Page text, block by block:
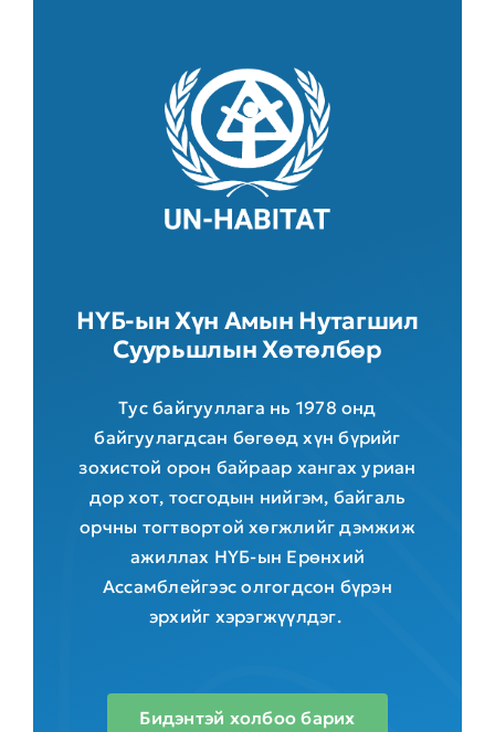
НҮБ-ын Хүн Амын Нутагшил
Суурьшлын Хөтөлбөр
Тус байгууллага нь 1978 онд
байгуулагдсан бөгөөд хүн бүрийг
зохистой орон байраар хангах уриан
дор хот, тосгодын нийгэм, байгаль
орчны тогтвортой хөгжлийг дэмжиж
ажиллах НҮБ-ын Ерөнхий
Ассамблейгээс олгогдсон бүрэн
эрхийг хэрэгжүүлдэг.
Бидэнтэй холбоо барих